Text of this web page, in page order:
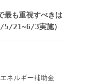
最も重視すべきは
5/21~6/3実施）
ネルギー補助金